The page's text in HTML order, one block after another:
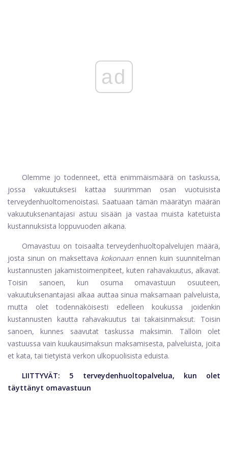
ad
Olemme jo todenneet, että enimmäismäärä on taskussa,
jossa vakuutuksesi kattaa suurimman osan vuotuisista
terveydenhuoltomenoistasi. Saatuaan tämän määrätyn määrän
vakuutuksenantajasi astuu sisään ja vastaa muista katetuista
kustannuksista loppuvuoden aikana.
Omavastuu on toisaalta terveydenhuoltopalvelujen määrä,
josta sinun on maksettava kokonaan ennen kuin suunnitelman
kustannusten jakamistoimenpiteet, kuten rahavakuutus, alkavat.
Toisin sanoen, kun osuma omavastuun osuuteen,
vakuutuksenantajasi alkaa auttaa sinua maksamaan palveluista,
mutta olet todennäköisesti edelleen koukussa joidenkin
kustannusten kautta rahavakuutus tai takaisinmaksut. Toisin
sanoen, kunnes saavutat taskussa maksimin. Tällöin olet
vastuussa vain kuukausimaksun maksamisesta, palveluista, joita
et kata, tai tietyistä verkon ulkopuolisista eduista.
LIITTYVÄT:
5 terveydenhuoltopalvelua, kun olet
täyttänyt omavastuun